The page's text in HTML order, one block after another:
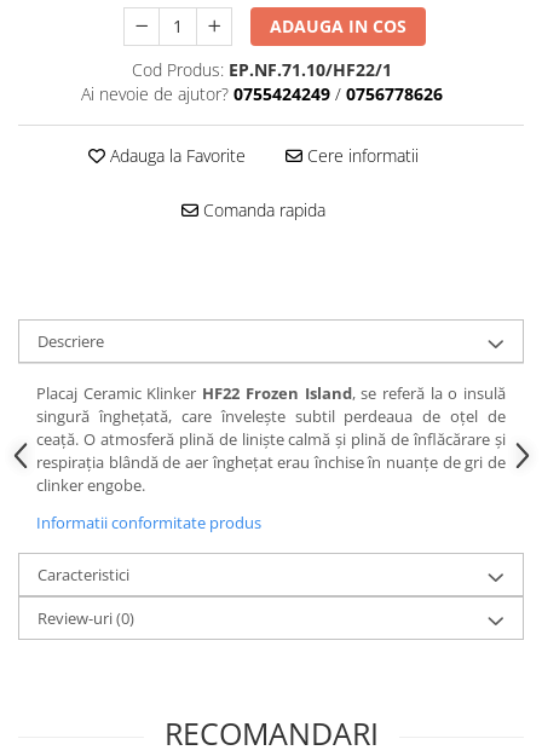
Benzi Gips Carton
Dibluri Gips Carton
Profile Gips Carton
Ipsos îmbinare Gips Carton
Acoperiri Elastice, Textile și din
Colțare Protecție
Profile Baie
Placări Ceramice și din Piatră
Profile Dilatatie
Chituri de Rosturi
Distanțiere si Pene pentru Nivelare
Adezivi
Produse pentru Curățare
Latex pentru Adezivi și Chituri
Hidroizolații
ADAUGA IN COS
Cod Produs: EP.NF.71.10/HF22/1
Ai nevoie de ajutor? 0755424249 / 0756778626
Adauga la Favorite Cere informatii
Comanda rapida
Descriere
Placaj Ceramic Klinker HF22 Frozen Island, se referă la o insulă
singură înghețată, care învelește subtil perdeaua de oțel de
ceață. O atmosferă plină de liniște calmă și plină de înflăcărare și
respirația blândă de aer înghețat erau închise în nuanțe de gri de
clinker engobe.
Informatii conformitate produs
Caracteristici
Review-uri(0)
RECOMANDARI